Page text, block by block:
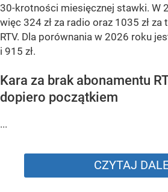
30-krotności miesięcznej stawki. W
więc 324 zł za radio oraz 1035 zł
RTV. Dla porównania w 2026 roku
i 915 zł.
Kara za brak abonamentu
dopiero początkiem
...
CZYTAJ